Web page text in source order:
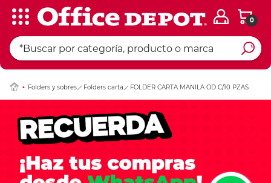
0
Folders y sobres Folders carta FOLDER CARTA MANILA OD C/10 PZAS
Ingresar Codigo